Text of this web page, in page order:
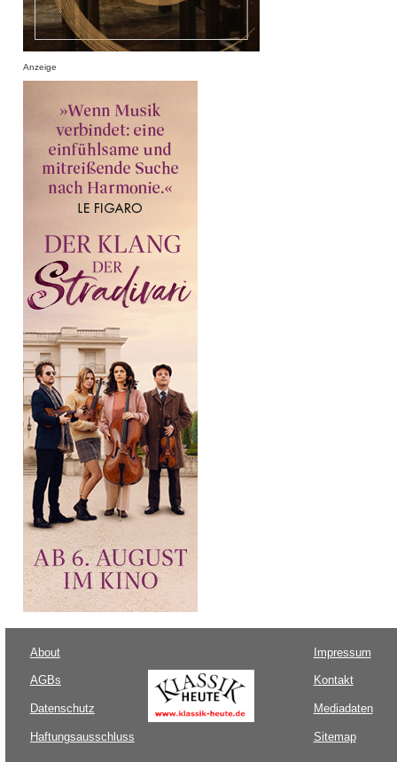
Anzeige
About
AGBs
Datenschutz
Haftungsausschluss
Impressum
Kontakt
Mediadaten
Sitemap